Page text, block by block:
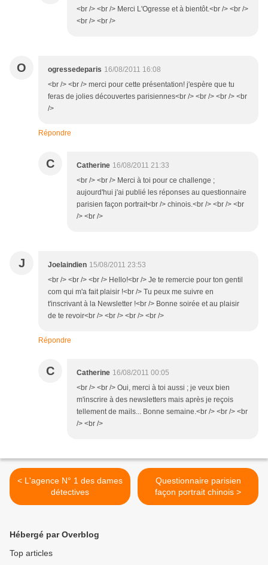
<br /> <br /> Merci L'Ogresse et à bientôt.<br /> <br />
<br /> <br />
O ogressedeparis 16/08/2011 16:08
<br /> <br /> merci pour cette présentation! j'espère que tu
feras de jolies découvertes parisiennes<br /> <br /> <br /> <br
/>
Répondre
C Catherine 16/08/2011 21:33
<br /> <br /> Merci à toi pour ce challenge ;
aujourd'hui j'ai publié les réponses au questionnaire
parisien façon portrait<br /> chinois.<br /> <br /> <br
/> <br />
J Joelaindien 15/08/2011 23:53
<br /> <br /> <br /> Hello!<br /> Je te remercie pour ton gentil
com qui m'a fait plaisir !<br /> Tu peux me suivre en
t'inscrivant à la Newsletter !<br /> Bonne soirée et au plaisir
de te revoir<br /> <br /> <br /> <br />
Répondre
C Catherine 16/08/2011 00:05
<br /> <br /> Oui, merci à toi aussi ; je veux bien
m'inscrire à des newsletters mais après je reçois
tellement de mails... Bonne semaine.<br /> <br /> <br
/> <br />
< L'agence N° 1 des dames
détectives
Questionnaire parisien
façon portrait chinois >
Hébergé par Overblog
Top articles